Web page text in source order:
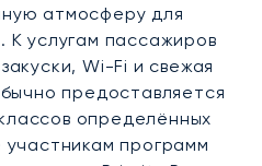
атмосферу для
услугам пассажиров
Wi-Fi и свежая
предоставляется
определённых
программ